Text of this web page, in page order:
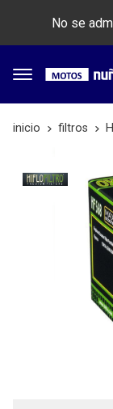
No se
inicio filtros